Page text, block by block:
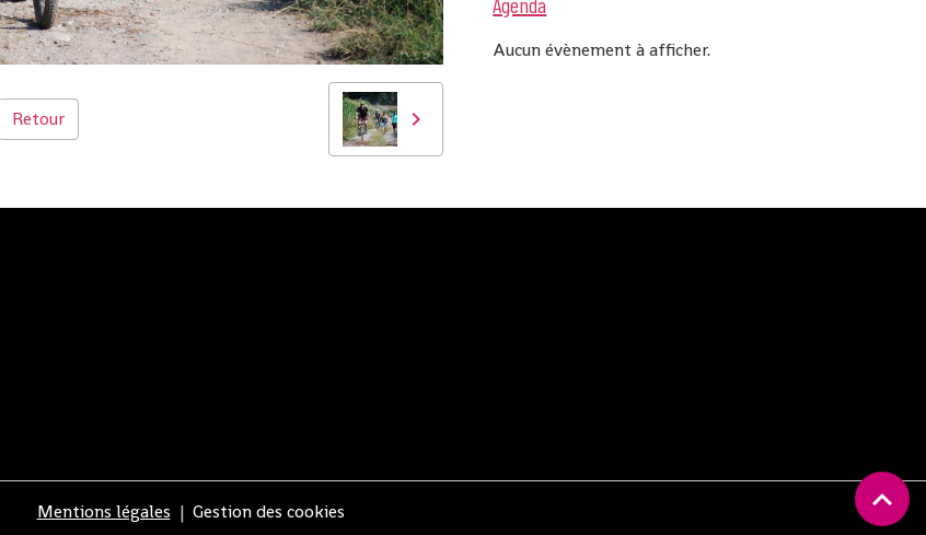
Retour
Aucun évènement à afficher.
Mentions légales Gestion des cookies